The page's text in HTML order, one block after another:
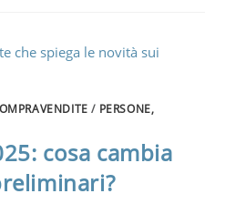
/ PERSONE,
cosa cambia